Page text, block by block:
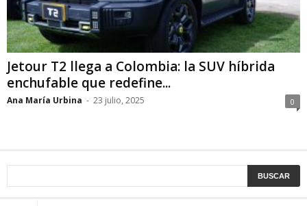
Jetour T2 llega a Colombia: la SUV híbrida
enchufable que redefine...
Ana María Urbina - 23 julio, 2025 0